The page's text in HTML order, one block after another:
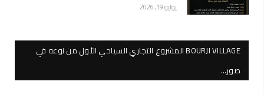
يوليو 19, 2026
BOURJI VILLAGE المشروع التجاري السياحي الأول من نوعه في
صور…